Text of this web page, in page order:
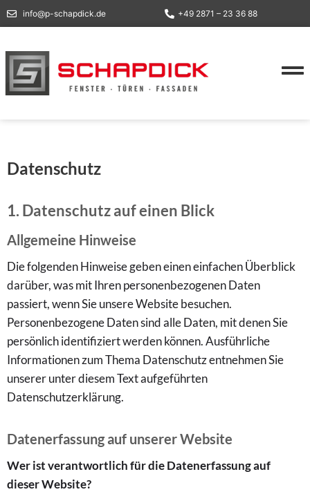
info@p-schapdick.de +49 2871 – 23 36 88
Datenschutz
1. Datenschutz auf einen Blick
Allgemeine Hinweise
Die folgenden Hinweise geben einen einfachen Überblick
darüber, was mit Ihren personenbezogenen Daten
passiert, wenn Sie unsere Website besuchen.
Personenbezogene Daten sind alle Daten, mit denen Sie
persönlich identifiziert werden können. Ausführliche
Informationen zum Thema Datenschutz entnehmen Sie
unserer unter diesem Text aufgeführten
Datenschutzerklärung.
Datenerfassung auf unserer Website
Wer ist verantwortlich für die Datenerfassung auf
dieser Website?